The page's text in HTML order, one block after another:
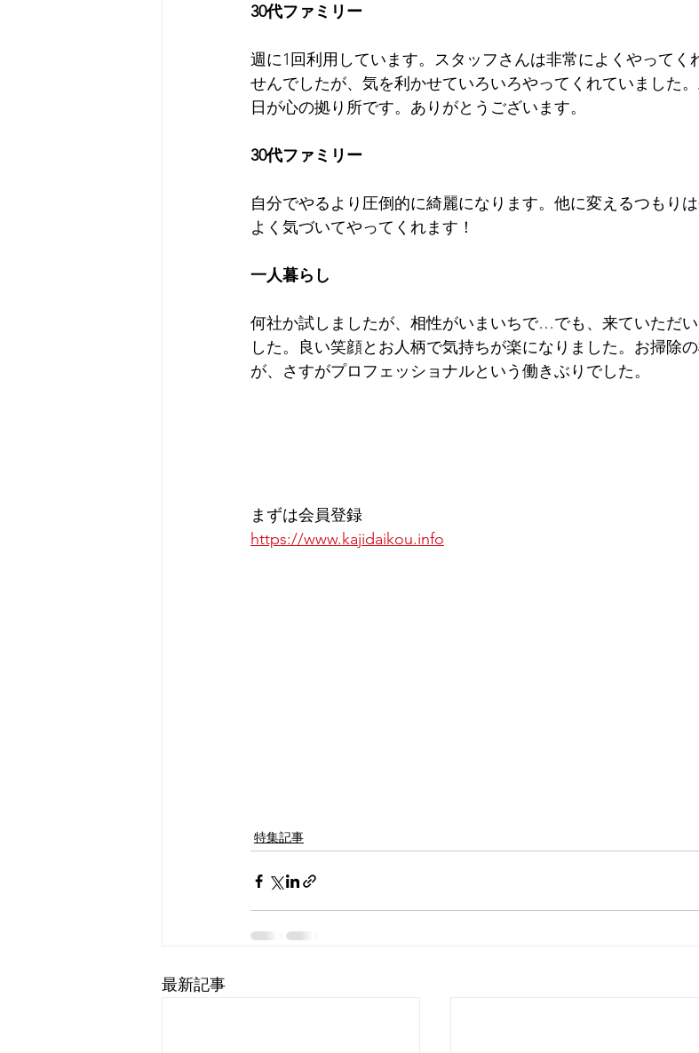
30代ファミリー
週に1回利用しています。スタッフさんは非常によくやってく
せんでしたが、気を利かせていろいろやってくれていました
日が心の拠り所です。ありがとうございます。
30代ファミリー
自分でやるより圧倒的に綺麗になります。他に変えるつもり
よく気づいてやってくれます！
一人暮らし
何社か試しましたが、相性がいまいちで…でも、来ていただ
した。良い笑顔とお人柄で気持ちが楽になりました。お掃除
が、さすがプロフェッショナルという働きぶりでした。
まずは会員登録
https://www.kajidaikou.info
特集記事
最新記事